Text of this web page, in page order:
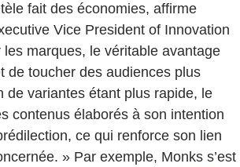
fait des économies, affirme
Vice President of Innovation
marques, le véritable avantage
de toucher des audiences plus
de variantes étant plus rapide, le
contenus élaborés à son intention
ce qui renforce son lien
» Par exemple, Monks s’est